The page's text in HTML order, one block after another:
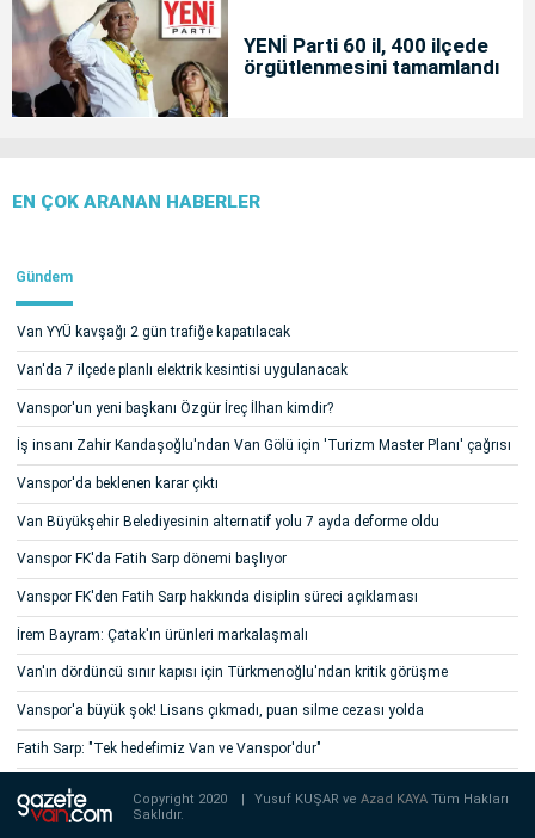
YENİ Parti 60 il, 400 ilçede
örgütlenmesini tamamlandı
EN ÇOK ARANAN HABERLER
Gündem
Van YYÜ kavşağı 2 gün trafiğe kapatılacak
Van'da 7 ilçede planlı elektrik kesintisi uygulanacak
Vanspor'un yeni başkanı Özgür İreç İlhan kimdir?
İş insanı Zahir Kandaşoğlu'ndan Van Gölü için 'Turizm Master Planı' çağrısı
Vanspor'da beklenen karar çıktı
Van Büyükşehir Belediyesinin alternatif yolu 7 ayda deforme oldu
Vanspor FK'da Fatih Sarp dönemi başlıyor
Vanspor FK'den Fatih Sarp hakkında disiplin süreci açıklaması
İrem Bayram: Çatak'ın ürünleri markalaşmalı
Van'ın dördüncü sınır kapısı için Türkmenoğlu'ndan kritik görüşme
Vanspor'a büyük şok! Lisans çıkmadı, puan silme cezası yolda
Fatih Sarp: "Tek hedefimiz Van ve Vanspor'dur"
Copyright 2020 Yusuf KUŞAR veAzad KAYATüm Hakları
Saklıdır.